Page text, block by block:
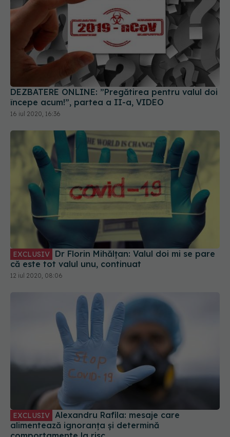
DEZBATERE ONLINE: ”Pregătirea pentru valul doi
începe acum!”, partea a II-a, VIDEO
16 iul 2020, 16:36
EXCLUSIV
că este tot valul unu, continuat
12 iul 2020, 08:06
EXCLUSIV
alimentează ignoranța și determină